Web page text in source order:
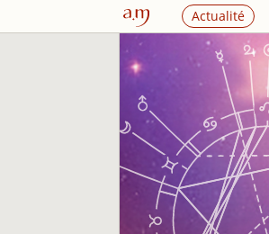
Actualité